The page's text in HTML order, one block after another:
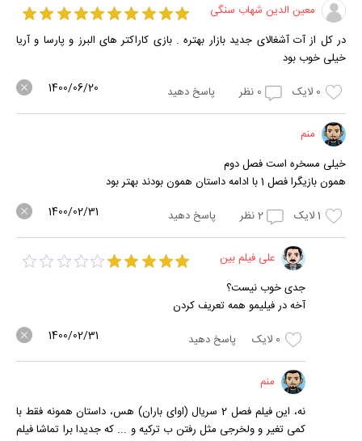
معین الدین شهاب سنگی
در کل از آت آشغالای جدید بازار بهتره . بازی کاراکتر های البرز و پارسا و آریا
خیلی خوب بود
0 لایک 0 نظر پاسخ دهید 1400/06/20
منم
خیلی مسخره است فصل دوم
همون بازیگرا فصل 1 با ادامه داستان همون بودند بهتر بود
1لایک 2نظر پاسخ دهید 1400/02/31
علی فیلم بین
جدی خوب نیست؟
آخه در فیلیمو همه تعریف کردن
0 لایک پاسخ دهید 1400/02/31
منم
نه، این فیلم فصل 2 سریال (اوای باران) هس، داستان همونه فقط با
کمی تغیر و ولخرجی مثل رفتن ب ترکیه و ... که جدیدا برا تماشا فیلم